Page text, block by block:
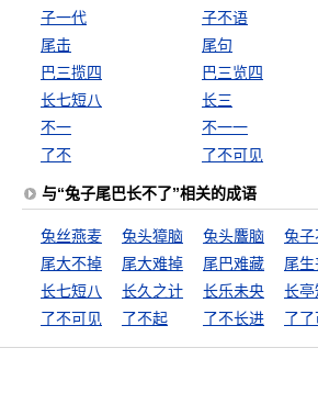
子一代
子不语
尾击
尾句
巴三揽四
巴三览四
长七短八
长三
不一
不一一
了不
了不可见
与“兔子尾巴长不了”相关的成语
兔丝燕麦 兔头獐脑 兔头麞脑
尾大不掉
尾大难掉 尾巴难藏 尾生
长七短八
长久之计 长乐未央 长亭
了不可见
了不起 了不长进 了了